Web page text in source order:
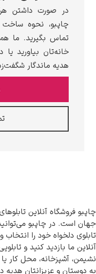
صورت داشتن هرگونه
نحوه ساخت آنها یا
بگیرید. ما همراه شما
بیاورید یا دوستان و
ماندگار شگفت‌زده کنید.
تماس با ما
آنلاین تابلوهای هنری از
چاپبو می‌توانید از میان
خود را انتخاب و
کنید و تابلویی
محل کار یا هر فضای
عزیزانتان هدیه دهید.